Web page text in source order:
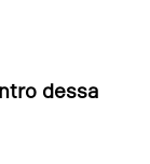
dessa